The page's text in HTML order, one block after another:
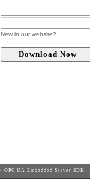
New in our website?
UA Embedded Server SDK